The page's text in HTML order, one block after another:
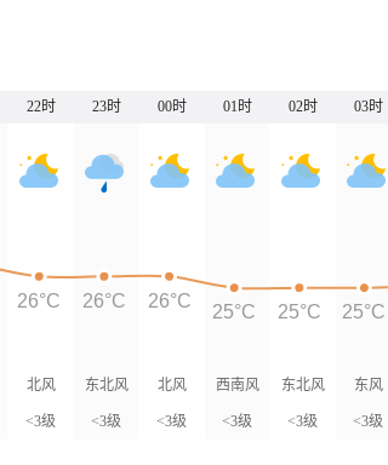
22时 23时 00时 01时 02时 03时
北风
<3级
东北风
<3级
北风
<3级
西南风
<3级
东北风
<3级
东风
<3级
26°C 26°C 26°C
25°C 25°C 25°C